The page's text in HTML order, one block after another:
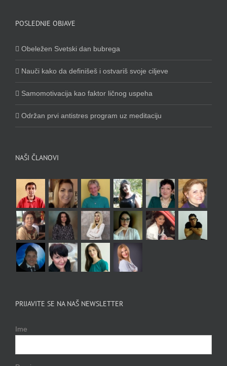
POSLEDNJE OBJAVE
Obeležen Svetski dan bubrega
Nauči kako da definišeš i ostvariš svoje ciljeve
Samomotivacija kao faktor ličnog uspeha
Održan prvi antistres program uz meditaciju
NAŠI ČLANOVI
PRIJAVITE SE NA NAŠ NEWSLETTER
Ime